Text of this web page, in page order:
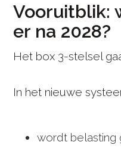
Vooruitblik:
er na 2028?
Het box 3-stelsel
In het nieuwe
wordt belasting